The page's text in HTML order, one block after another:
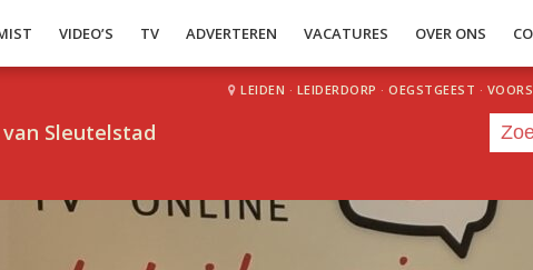
VIDEO’S TV ADVERTEREN VACATURES OVER ONS
Sleutelstad
LEIDEN · LEIDERDORP · OEGSTGEEST ·